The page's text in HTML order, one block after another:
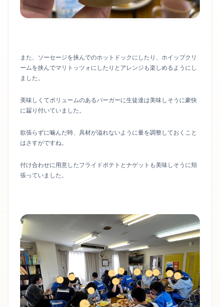
また、ソーセージを挟んでのホットドックにしたり、ホイップクリ
ームを挟んでマリトッツォにしたりとアレンジも楽しめるようにし
ました。
美味しくてボリュームのあるバーガーに生徒達は美味しそうに豪快
に齧り付いていました。
欲張らずに噛んだ時、具材が溢れないように量を調整しておくこと
はさすがですね。
付け合わせに用意したフライドポテトとナゲットも美味しそうに頬
張っていました。